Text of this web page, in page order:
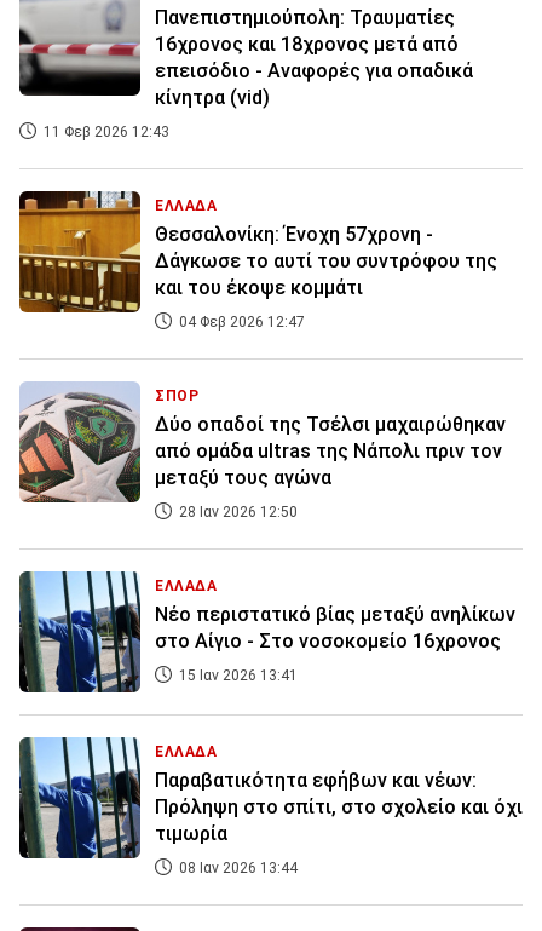
Πανεπιστημιούπολη: Τραυματίες
16χρονος και 18χρονος μετά από
επεισόδιο - Αναφορές για οπαδικά
κίνητρα (vid)
11 Φεβ 2026 12:43
ΕΛΛΑΔΑ
Θεσσαλονίκη: Ένοχη 57χρονη -
Δάγκωσε το αυτί του συντρόφου της
και του έκοψε κομμάτι
04 Φεβ 2026 12:47
ΣΠΟΡ
Δύο οπαδοί της Τσέλσι μαχαιρώθηκαν
από ομάδα ultras της Νάπολι πριν τον
μεταξύ τους αγώνα
28 Ιαν 2026 12:50
ΕΛΛΑΔΑ
Νέο περιστατικό βίας μεταξύ ανηλίκων
στο Αίγιο - Στο νοσοκομείο 16χρονος
15 Ιαν 2026 13:41
ΕΛΛΑΔΑ
Παραβατικότητα εφήβων και νέων:
Πρόληψη στο σπίτι, στο σχολείο και όχι
τιμωρία
08 Ιαν 2026 13:44